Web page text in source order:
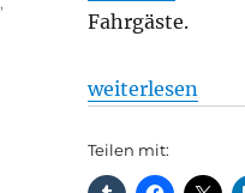
Fahrgäste.
„Tarife:
weiterlesen
Teilen mit: